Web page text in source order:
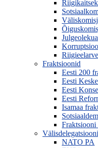
Fraktsioonid
Eesti 200
Eesti
Eesti
Eesti
Isamaa
Fraktsiooni
NATO PA